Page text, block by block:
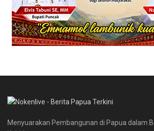
Menyuarakan Pembangunan di Papua dalam